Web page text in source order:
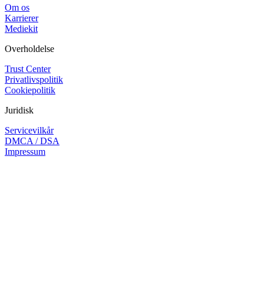
Om os
Karrierer
Mediekit
Overholdelse
Trust Center
Privatlivspolitik
Cookiepolitik
Juridisk
Servicevilkår
DMCA / DSA
Impressum